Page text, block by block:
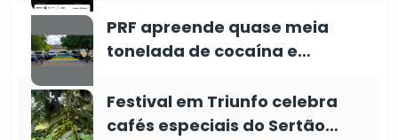
PRF apreende quase meia
tonelada de cocaína e…
Festival em Triunfo celebra
cafés especiais do Sertão…